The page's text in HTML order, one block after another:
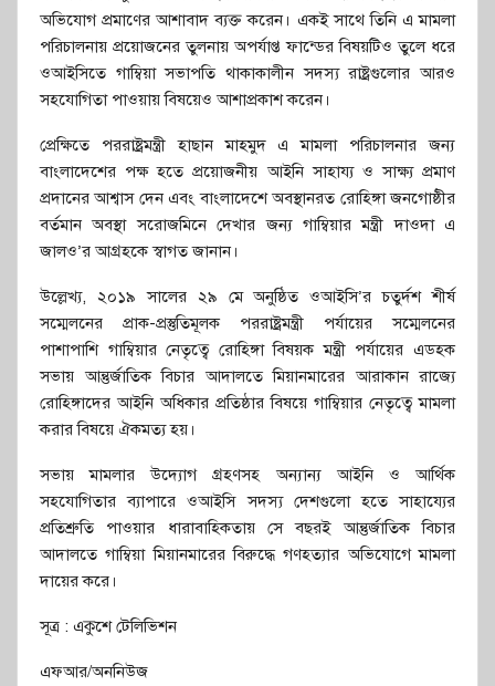
অভিযোগ প্রমাণের আশাবাদ ব্যক্ত করেন। একই সাথে তিনি এ মামলা
পরিচালনায় প্রয়োজনের তুলনায় অপর্যাপ্ত ফান্ডের বিষয়টিও তুলে ধরে
ওআইসিতে গাম্বিয়া সভাপতি থাকাকালীন সদস্য রাষ্ট্রগুলোর আরও
সহযোগিতা পাওয়ায় বিষয়েও আশাপ্রকাশ করেন।
প্রেক্ষিতে পররাষ্ট্রমন্ত্রী হাছান মাহমুদ এ মামলা পরিচালনার জন্য
বাংলাদেশের পক্ষ হতে প্রয়োজনীয় আইনি সাহায্য ও সাক্ষ্য প্রমাণ
প্রদানের আশ্বাস দেন এবং বাংলাদেশে অবস্থানরত রোহিঙ্গা জনগোষ্ঠীর
বর্তমান অবস্থা সরোজমিনে দেখার জন্য গাম্বিয়ার মন্ত্রী দাওদা এ
জালও’র আগ্রহকে স্বাগত জানান।
উল্লেখ্য, ২০১৯ সালের ২৯ মে অনুষ্ঠিত ওআইসি’র চতুর্দশ শীর্ষ
সম্মেলনের প্রাক-প্রস্তুতিমূলক পররাষ্ট্রমন্ত্রী পর্যায়ের সম্মেলনের
পাশাপাশি গাম্বিয়ার নেতৃত্বে রোহিঙ্গা বিষয়ক মন্ত্রী পর্যায়ের এডহক
সভায় আন্তুর্জাতিক বিচার আদালতে মিয়ানমারের আরাকান রাজ্যে
রোহিঙ্গাদের আইনি অধিকার প্রতিষ্ঠার বিষয়ে গাম্বিয়ার নেতৃত্বে মামলা
করার বিষয়ে ঐকমত্য হয়।
সভায় মামলার উদ্যোগ গ্রহণসহ অন্যান্য আইনি ও আর্থিক
সহযোগিতার ব্যাপারে ওআইসি সদস্য দেশগুলো হতে সাহায্যের
প্রতিশ্রুতি পাওয়ার ধারাবাহিকতায় সে বছরই আন্তুর্জাতিক বিচার
আদালতে গাম্বিয়া মিয়ানমারের বিরুদ্ধে গণহত্যার অভিযোগে মামলা
দায়ের করে।
সূত্র : একুশে টেলিভিশন
এফআর/অননিউজ